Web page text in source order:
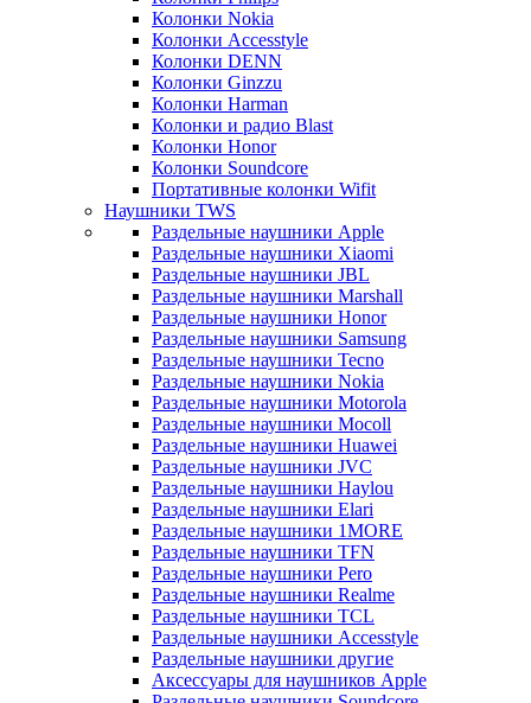
Колонки Nokia
Колонки Accesstyle
Колонки DENN
Колонки Ginzzu
Колонки Harman
Колонки и радио Blast
Колонки Honor
Колонки Soundcore
Портативные колонки Wifit
Наушники TWS
Раздельные наушники Apple
Раздельные наушники Xiaomi
Раздельные наушники JBL
Раздельные наушники Marshall
Раздельные наушники Honor
Раздельные наушники Samsung
Раздельные наушники Tecno
Раздельные наушники Nokia
Раздельные наушники Motorola
Раздельные наушники Mocoll
Раздельные наушники Huawei
Раздельные наушники JVC
Раздельные наушники Haylou
Раздельные наушники Elari
Раздельные наушники 1MORE
Раздельные наушники TFN
Раздельные наушники Pero
Раздельные наушники Realme
Раздельные наушники TCL
Раздельные наушники Accesstyle
Раздельные наушники другие
Аксессуары для наушников Apple